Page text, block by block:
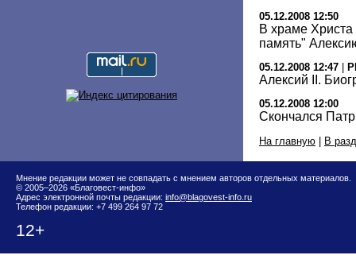
05.12.2008 12:50
В храме
память"
05.12.2008 12:47
Алексий II.
05.12.2008 12:00
Скончался
На главную | В
Мнение редакции может не совпадать с мнением авторов отдельных материалов.
© 2005–2026 «Благовест-инфо»
Адрес электронной почты редакции: info@blagovest-info.ru
Телефон редакции: +7 499 264 97 72
12+